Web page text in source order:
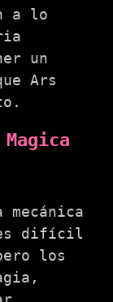
a lo
un
Ars
mecánica
es difícil
los